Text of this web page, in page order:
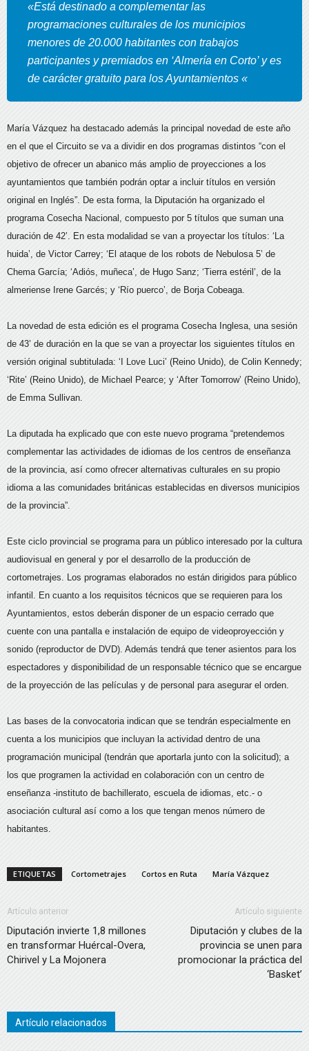
«Está destinado a complementar las
programaciones culturales de los municipios
menores de 20.000 habitantes con trabajos
participantes y premiados en ‘Almería en Corto’ y es
de carácter gratuito para los Ayuntamientos «
María Vázquez ha destacado además la principal novedad de este año
en el que el Circuito se va a dividir en dos programas distintos “con el
objetivo de ofrecer un abanico más amplio de proyecciones a los
ayuntamientos que también podrán optar a incluir títulos en versión
original en Inglés”. De esta forma, la Diputación ha organizado el
programa Cosecha Nacional, compuesto por 5 títulos que suman una
duración de 42’. En esta modalidad se van a proyectar los títulos: ‘La
huida’, de Victor Carrey; ‘El ataque de los robots de Nebulosa 5’ de
Chema García; ‘Adiós, muñeca’, de Hugo Sanz; ‘Tierra estéril’, de la
almeriense Irene Garcés; y ‘Río puerco’, de Borja Cobeaga.
La novedad de esta edición es el programa Cosecha Inglesa, una sesión
de 43’ de duración en la que se van a proyectar los siguientes títulos en
versión original subtitulada: ‘I Love Luci’ (Reino Unido), de Colin Kennedy;
‘Rite’ (Reino Unido), de Michael Pearce; y ‘After Tomorrow’ (Reino Unido),
de Emma Sullivan.
La diputada ha explicado que con este nuevo programa “pretendemos
complementar las actividades de idiomas de los centros de enseñanza
de la provincia, así como ofrecer alternativas culturales en su propio
idioma a las comunidades británicas establecidas en diversos municipios
de la provincia”.
Este ciclo provincial se programa para un público interesado por la cultura
audiovisual en general y por el desarrollo de la producción de
cortometrajes. Los programas elaborados no están dirigidos para público
infantil. En cuanto a los requisitos técnicos que se requieren para los
Ayuntamientos, estos deberán disponer de un espacio cerrado que
cuente con una pantalla e instalación de equipo de videoproyección y
sonido (reproductor de DVD). Además tendrá que tener asientos para los
espectadores y disponibilidad de un responsable técnico que se encargue
de la proyección de las películas y de personal para asegurar el orden.
Las bases de la convocatoria indican que se tendrán especialmente en
cuenta a los municipios que incluyan la actividad dentro de una
programación municipal (tendrán que aportarla junto con la solicitud); a
los que programen la actividad en colaboración con un centro de
enseñanza -instituto de bachillerato, escuela de idiomas, etc.- o
asociación cultural así como a los que tengan menos número de
habitantes.
ETIQUETAS Cortometrajes Cortos en Ruta María Vázquez
Artículo anterior
Diputación invierte 1,8 millones
en transformar Huércal-Overa,
Chirivel y La Mojonera
Artículo siguiente
Diputación y clubes de la
provincia se unen para
promocionar la práctica del
‘Basket’
Artículo relacionados